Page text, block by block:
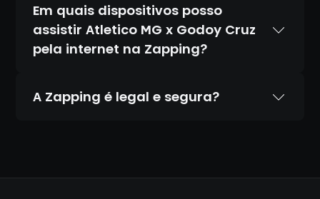
Em quais dispositivos posso
assistir Atletico MG x Godoy Cruz
pela internet na Zapping?
A Zapping é legal e segura?
os canais que transmitimos, diferente de